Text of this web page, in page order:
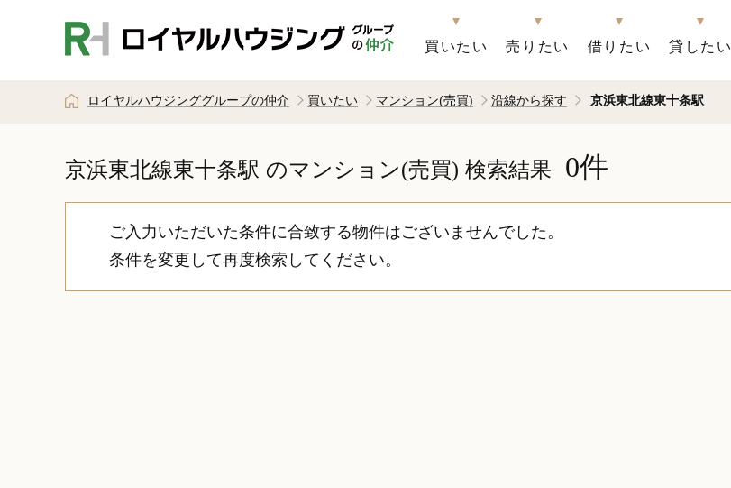
買いたい 売りたい 借りたい 貸したい
ロイヤルハウジンググループの仲介 買いたい マンション(売買) 沿線から探す 京浜東北線東十条駅
京浜東北線東十条駅 のマンション(売買) 検索結果 0件
ご入力いただいた条件に合致する物件はございませんでした。
条件を変更して再度検索してください。